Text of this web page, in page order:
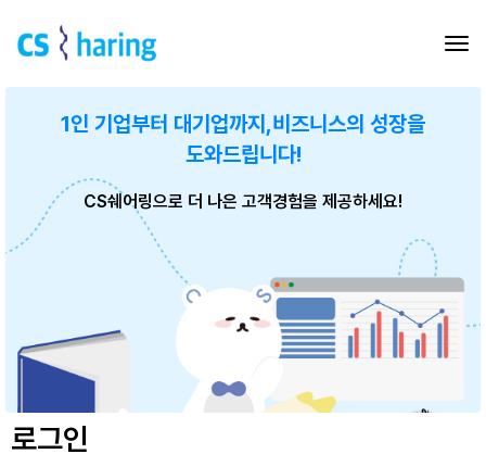
1인 기업부터 대기업까지,비즈니스의 성장을
도와드립니다!
CS쉐어링으로 더 나은 고객경험을 제공하세요!
로그인